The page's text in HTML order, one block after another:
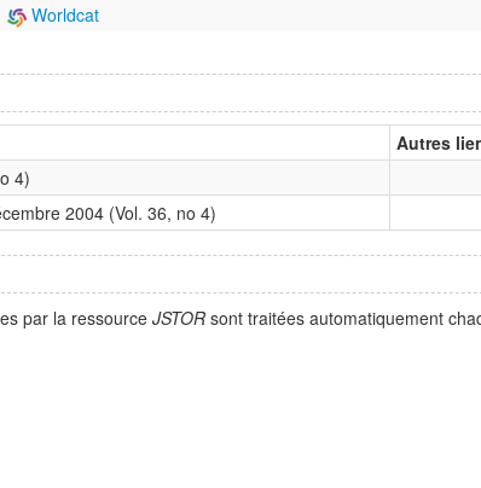
Worldcat
Autres
4)
2004 (Vol. 36, no 4)
par la ressource JSTOR sont traitées automatiquement